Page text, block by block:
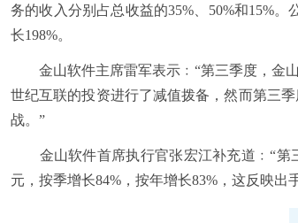
务的收入分别占总收益的35%、50%和15%
长198%。
金山软件主席雷军表示﹕“第三季度，金山
世纪互联的投资进行了减值拨备，然而第三
战。”
金山软件首席执行官张宏江补充道﹕“第三
元，按季增长84%，按年增长83%，这反映出